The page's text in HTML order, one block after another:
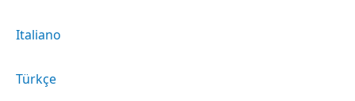
Italiano
Türkçe